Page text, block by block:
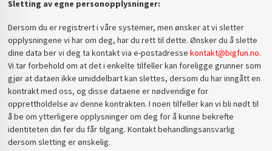
Sletting av egne personopplysninger:
Dersom du er registrert i våre systemer, men ønsker at vi sletter
opplysningene vi har om deg, har du rett til dette. Ønsker du å slette
dine data ber vi deg ta kontakt via e-postadressekontakt@bigfun.no.
Vi tar forbehold om at det i enkelte tilfeller kan foreligge grunner som
gjør at dataen ikke umiddelbart kan slettes, dersom du har inngått en
kontrakt med oss, og disse dataene er nødvendige for
opprettholdelse av denne kontrakten. I noen tilfeller kan vi bli nødt til
å be om ytterligere opplysninger om deg for å kunne bekrefte
identiteten din før du får tilgang. Kontakt behandlingsansvarlig
dersom sletting er ønskelig.